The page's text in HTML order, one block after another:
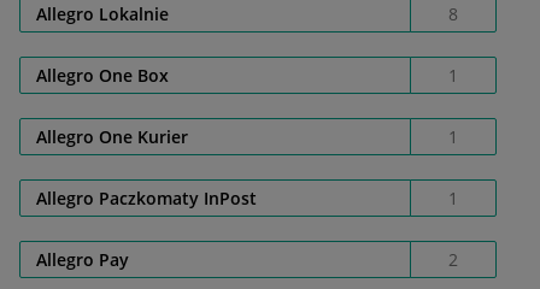
Allegro Lokalnie 8
Allegro One Box 1
Allegro One Kurier 1
Allegro Paczkomaty InPost 1
Allegro Pay 2